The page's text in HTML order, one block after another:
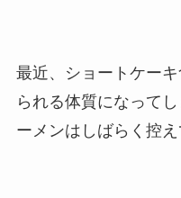
最近、ショートケー
られる体質になって
ーメンはしばらく控え